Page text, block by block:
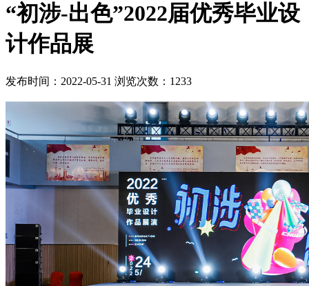
“初涉-出色”2022届优秀毕业设
计作品展
发布时间：2022-05-31 浏览次数：1233